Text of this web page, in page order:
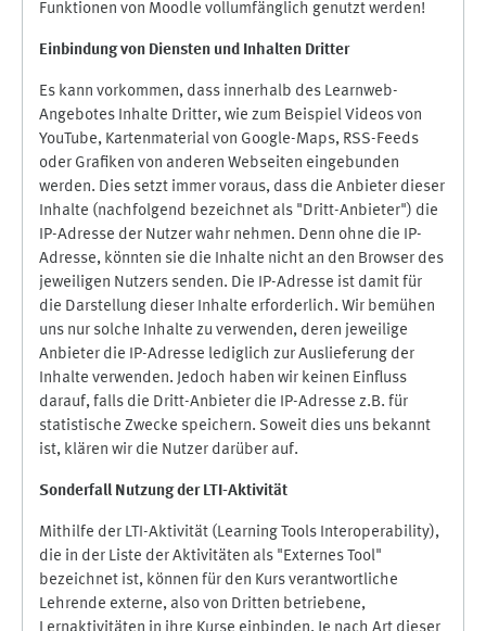
Funktionen von Moodle vollumfänglich genutzt werden!
Einbindung von Diensten und Inhalten Dritter
Es kann vorkommen, dass innerhalb des Learnweb-
Angebotes Inhalte Dritter, wie zum Beispiel Videos von
YouTube, Kartenmaterial von Google-Maps, RSS-Feeds
oder Grafiken von anderen Webseiten eingebunden
werden. Dies setzt immer voraus, dass die Anbieter dieser
Inhalte (nachfolgend bezeichnet als "Dritt-Anbieter") die
IP-Adresse der Nutzer wahr nehmen. Denn ohne die IP-
Adresse, könnten sie die Inhalte nicht an den Browser des
jeweiligen Nutzers senden. Die IP-Adresse ist damit für
die Darstellung dieser Inhalte erforderlich. Wir bemühen
uns nur solche Inhalte zu verwenden, deren jeweilige
Anbieter die IP-Adresse lediglich zur Auslieferung der
Inhalte verwenden. Jedoch haben wir keinen Einfluss
darauf, falls die Dritt-Anbieter die IP-Adresse z.B. für
statistische Zwecke speichern. Soweit dies uns bekannt
ist, klären wir die Nutzer darüber auf.
Sonderfall Nutzung der LTI-Aktivität
Mithilfe der LTI-Aktivität (Learning Tools Interoperability),
die in der Liste der Aktivitäten als "Externes Tool"
bezeichnet ist, können für den Kurs verantwortliche
Lehrende externe, also von Dritten betriebene,